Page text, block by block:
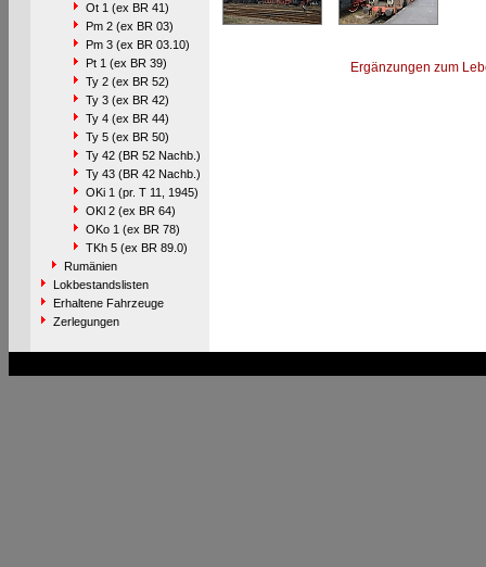
Ot 1 (ex BR 41)
Pm 2 (ex BR 03)
Pm 3 (ex BR 03.10)
Pt 1 (ex BR 39)
Ty 2 (ex BR 52)
Ty 3 (ex BR 42)
Ty 4 (ex BR 44)
Ty 5 (ex BR 50)
Ty 42 (BR 52 Nachb.)
Ty 43 (BR 42 Nachb.)
OKi 1 (pr. T 11, 1945)
OKl 2 (ex BR 64)
OKo 1 (ex BR 78)
TKh 5 (ex BR 89.0)
Rumänien
Lokbestandslisten
Erhaltene Fahrzeuge
Zerlegungen
Ergänzungen zum